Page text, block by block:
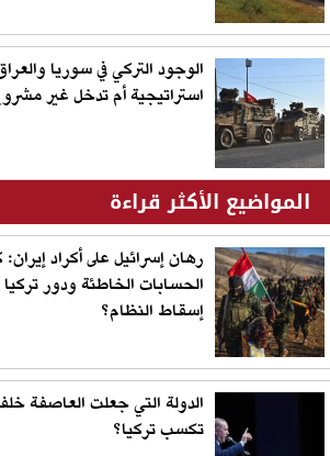
الوجود التركي في سوريا
استراتيجية أم تدخل غير
المواضيع الأكثر قراءة
رهان إسرائيل على أكراد
الحسابات الخاطئة ودور
إسقاط النظام؟
الدولة التي جعلت العاصفة
تكسب تركيا؟